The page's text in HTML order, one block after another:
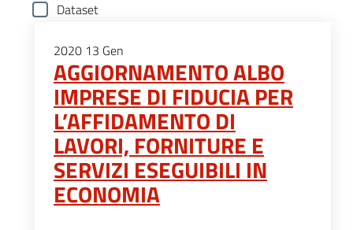
Dataset
2020 13 Gen
AGGIORNAMENTO ALBO
IMPRESE DI FIDUCIA PER
L’AFFIDAMENTO DI
LAVORI, FORNITURE E
SERVIZI ESEGUIBILI IN
ECONOMIA